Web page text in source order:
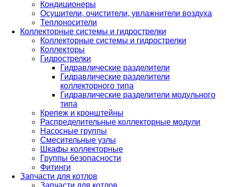
Кондиционеры
Осушители, очистители, увлажнители воздуха
Теплоносители
Коллекторные системы и гидрострелки
Коллекторные системы и гидрострелки
Коллекторы
Гидрострелки
Гидравлические разделители
Гидравлические разделители
коллекторного типа
Гидравлические разделители модульного
типа
Крепеж и кронштейны
Распределительные коллекторные модули
Насосные группы
Смесительные узлы
Шкафы коллекторные
Группы безопасности
Фитинги
Запчасти для котлов